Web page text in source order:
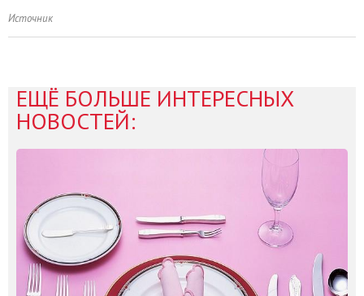
Источник
ЕЩЁ БОЛЬШЕ ИНТЕРЕСНЫХ
НОВОСТЕЙ: